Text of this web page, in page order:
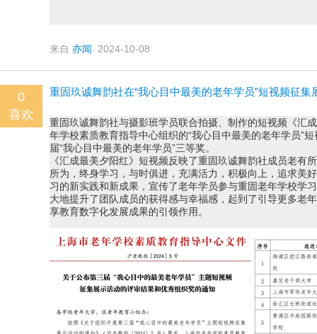
来自 亦闻 2024-10-08
重固玖诚舞韵社在“我心目中最美的老年学员”短视频征集
重固玖诚舞韵社与摄影班学员联合拍摄、制作的短视频《汇
年学校素质教育指导中心组织的“我心目中最美的老年学员”
届“我心目中最美的老年学员”三等奖。
《汇成最美夕阳红》短视频反映了重固玖诚舞韵社成员老有
所为，终身学习，与时俱进，充满活力，积极向上，追求美
习的新实践和新成果，宣传了老年学员参与重固老年学校学
大地提升了团队成员的获得感与幸福感，起到了引导更多老
享教育数字化发展成果的引领作用。
0
喜欢